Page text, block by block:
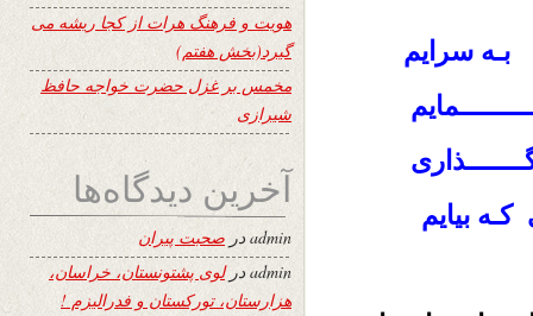
بـه سرایم
بیایم
هویت و فرهنگ هرات از کجا ریشه می
گیرد(بخش هفتم)
مخمس بر غزل حضرت خواجه حافظ
شیرازی
آخرین دیدگاه‌ها
adminدر صحبت پیران
admin درلوی پشتونستان، خراسان،
هزارستان، تورکستان و فدرالیزم !